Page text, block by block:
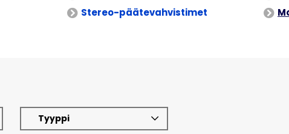
Stereo-päätevahvistimet
Tyyppi